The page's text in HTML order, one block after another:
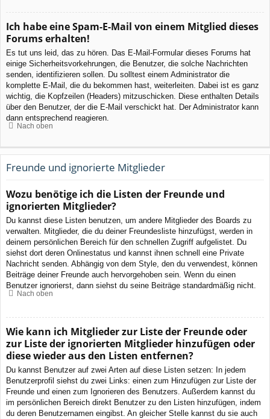
Ich habe eine Spam-E-Mail von einem Mitglied dieses
Forums erhalten!
Es tut uns leid, das zu hören. Das E-Mail-Formular dieses Forums hat
einige Sicherheitsvorkehrungen, die Benutzer, die solche Nachrichten
senden, identifizieren sollen. Du solltest einem Administrator die
komplette E-Mail, die du bekommen hast, weiterleiten. Dabei ist es ganz
wichtig, die Kopfzeilen (Headers) mitzuschicken. Diese enthalten Details
über den Benutzer, der die E-Mail verschickt hat. Der Administrator kann
dann entsprechend reagieren.
Nach oben
Freunde und ignorierte Mitglieder
Wozu benötige ich die Listen der Freunde und
ignorierten Mitglieder?
Du kannst diese Listen benutzen, um andere Mitglieder des Boards zu
verwalten. Mitglieder, die du deiner Freundesliste hinzufügst, werden in
deinem persönlichen Bereich für den schnellen Zugriff aufgelistet. Du
siehst dort deren Onlinestatus und kannst ihnen schnell eine Private
Nachricht senden. Abhängig von dem Style, den du verwendest, können
Beiträge deiner Freunde auch hervorgehoben sein. Wenn du einen
Benutzer ignorierst, dann siehst du seine Beiträge standardmäßig nicht.
Nach oben
Wie kann ich Mitglieder zur Liste der Freunde oder
zur Liste der ignorierten Mitglieder hinzufügen oder
diese wieder aus den Listen entfernen?
Du kannst Benutzer auf zwei Arten auf diese Listen setzen: In jedem
Benutzerprofil siehst du zwei Links: einen zum Hinzufügen zur Liste der
Freunde und einen zum Ignorieren des Benutzers. Außerdem kannst du
im persönlichen Bereich direkt Benutzer zu den Listen hinzufügen, indem
du deren Benutzernamen eingibst. An gleicher Stelle kannst du sie auch